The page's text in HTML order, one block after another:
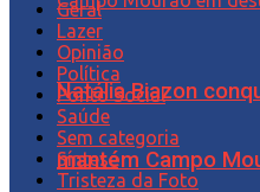
Natália Biazon
mantém Campo
Geral
Lazer
Opinião
Política
Ponto Social
Saúde
Sem categoria
Síntese
Tristeza da Foto